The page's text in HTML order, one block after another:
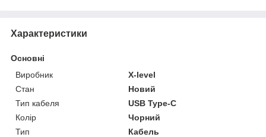
Характеристики
Основні
Виробник
X-level
Стан
Новий
Тип кабеля
USB Type-C
Колір
Чорний
Тип
Кабель